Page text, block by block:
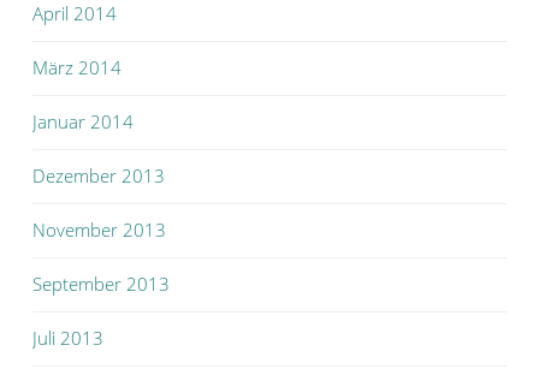
April 2014
März 2014
Januar 2014
Dezember 2013
November 2013
September 2013
Juli 2013